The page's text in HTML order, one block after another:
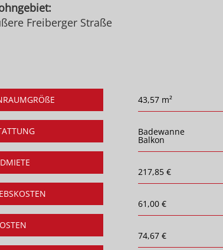
Freiberger Straße
43,57 m²
Badewanne
Balkon
217,85 €
61,00 €
74,67 €